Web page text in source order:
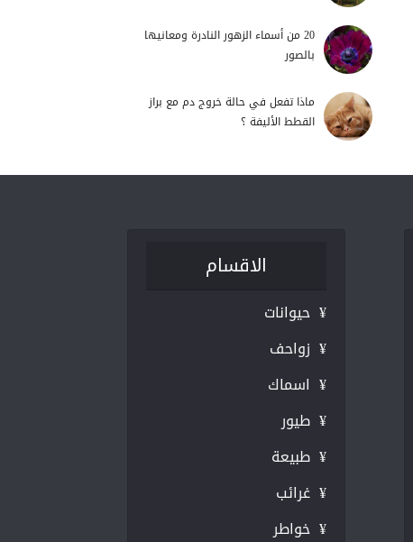
20 من أسماء الزهور النادرة ومعانيها
بالصور
ماذا تفعل في حالة خروج دم مع براز
القطط الأليفة ؟
الاقسام
¥ حيوانات
¥ زواحف
¥ اسماك
¥ طيور
¥ طبيعة
¥ غرائب
¥ خواطر